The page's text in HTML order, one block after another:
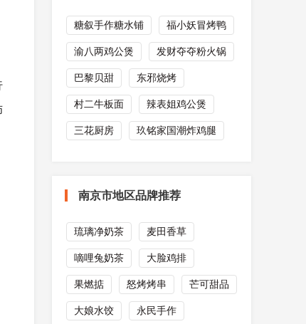
糖叙手作糖水铺 福小妖冒烤鸭
渝八两鸡公煲 发财夺夺粉火锅
巴黎贝甜 东邪烧烤
村二牛板面 辣表姐鸡公煲
三花厨房 玖铭家国潮炸鸡腿
南京市地区品牌推荐
琉璃净奶茶 麦田香草
嘀哩兔奶茶 大脸鸡排
果燃掂 怒烤烤串 芒可甜品
大娘水饺 永民手作